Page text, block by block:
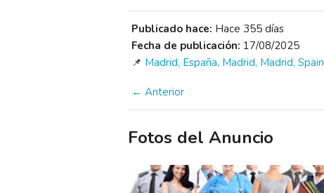
Publicado hace: Hace 355 días
Fecha de publicación: 17/08/2025
📌 Madrid, España, Madrid, Madrid, Spain
← Anterior
Fotos del Anuncio